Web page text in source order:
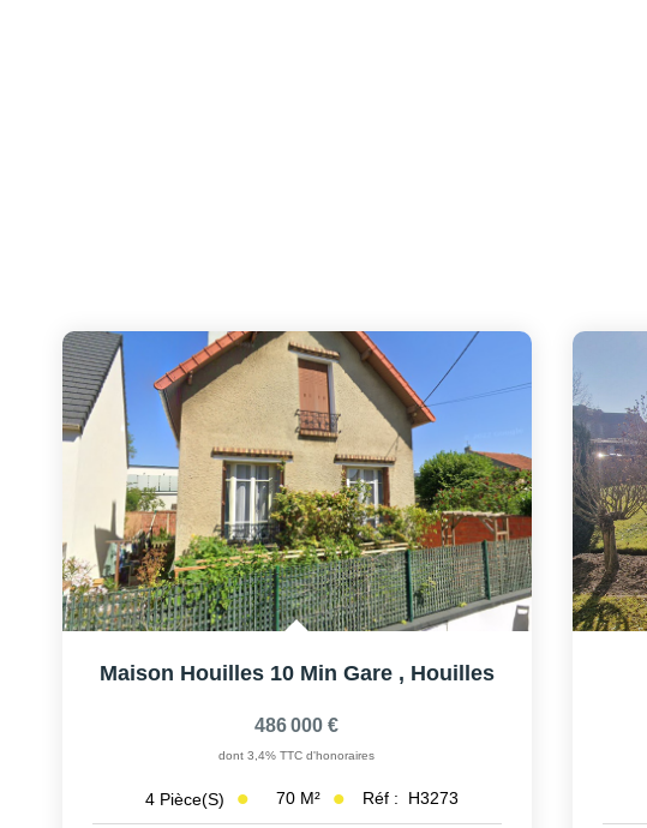
Maison Houilles 10 Min Gare , Houilles
486 000 €
dont 3,4% TTC d'honoraires
4 Pièce(s) 70 M² Réf : H3273